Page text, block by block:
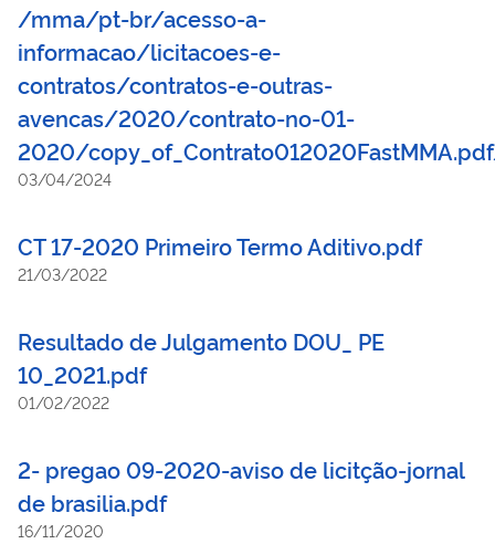
/mma/pt-br/acesso-a-
informacao/licitacoes-e-
contratos/contratos-e-outras-
avencas/2020/contrato-no-01-
2020/
03/04/2024
CT 17-2020 Primeiro Termo Aditivo.pdf
21/03/2022
Resultado de Julgamento DOU_ PE
10_2021.pdf
01/02/2022
2- pregao 09-2020-aviso de licitção-jornal
de brasilia.pdf
16/11/2020